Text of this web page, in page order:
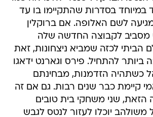
במיוחד בסדרות שהתקיימו בו עד
לשם האלופה. אם ברוקלין
מסביב לקבוצה החדשה שלה
הביתי לכזה שמביא ניצחונות, זאת
ביותר להתחיל. פירס וגארנט ידאגו
כשתהיה הזדמנות, מבחינתם
קיימת כבר שנים רבות. גם אם זה
הזאת, שני משחקי בית טובים
משולהב יוכלו לעזור לנטס לגבש